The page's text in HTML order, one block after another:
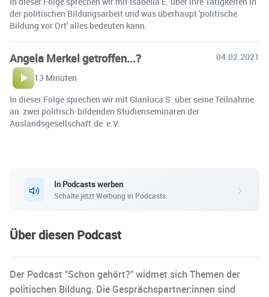
der politischen Bildungsarbeit und was überhaupt 'politische
Bildung vor Ort' alles bedeuten kann.
Angela Merkel getroffen...?
04.02.2021
13 Minuten
In dieser Folge sprechen wir mit Gianluca S. über seine Teilnahme
an zwei politisch-bildenden Studienseminaren der
Auslandsgesellschaft.de e.V.
In Podcasts werben
Schalte jetzt Werbung in Podcasts.
Über diesen Podcast
Der Podcast "Schon gehört?" widmet sich Themen der
politischen Bildung. Die Gesprächspartner:innen sind